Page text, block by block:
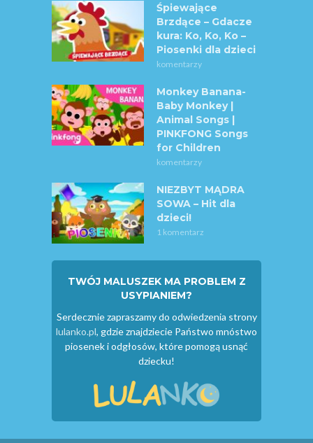
Śpiewające
Brzdące – Gdacze
kura: Ko, Ko, Ko –
Piosenki dla dzieci
komentarzy
Monkey Banana-
Baby Monkey |
Animal Songs |
PINKFONG Songs
for Children
komentarzy
NIEZBYT MĄDRA
SOWA – Hit dla
dzieci!
1 komentarz
TWÓJ MALUSZEK MA PROBLEM Z
USYPIANIEM?
Serdecznie zapraszamy do odwiedzenia strony
lulanko.pl, gdzie znajdziecie Państwo mnóstwo
piosenek i odgłosów, które pomogą usnąć
dziecku!